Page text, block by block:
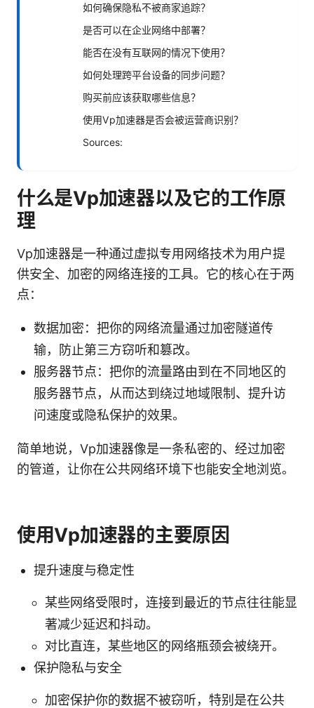
如何确保隐私不被商家追踪？
是否可以在企业网络中部署？
能否在没有互联网的情况下使用？
如何处理跨平台设备的同步问题？
购买前应该获取哪些信息？
使用Vp加速器是否会被运营商识别？
Sources:
什么是Vp加速器以及它的工作原
理
Vp加速器是一种通过虚拟专用网络技术为用户提
供安全、加密的网络连接的工具。它的核心在于两
点：
数据加密：把你的网络流量通过加密隧道传
输，防止第三方窃听和篡改。
服务器节点：把你的流量路由到在不同地区的
服务器节点，从而达到绕过地域限制、提升访
问速度或隐私保护的效果。
简单地说，Vp加速器像是一条私密的、经过加密
的管道，让你在公共网络环境下也能安全地浏览。
使用Vp加速器的主要原因
提升速度与稳定性
某些网络受限时，连接到最近的节点往往能显
著减少延迟和抖动。
对比直连，某些地区的网络瓶颈会被绕开。
保护隐私与安全
加密保护你的数据不被窃听，特别是在公共